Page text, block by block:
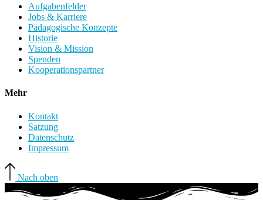
Aufgabenfelder
Jobs & Karriere
Pädagogische Konzepte
Historie
Vision & Mission
Spenden
Kooperationspartner
Mehr
Kontakt
Satzung
Datenschutz
Impressum
Nach oben